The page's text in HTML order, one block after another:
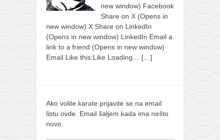
new window) Facebook
Share on X (Opens in
new window) X Share on LinkedIn
(Opens in new window) LinkedIn Email a
link to a friend (Opens in new window)
Email Like this:Like Loading…
[…]
Ako volite karate prijavite se na email
listu ovde. Email šaljem kada ima nešto
novo.